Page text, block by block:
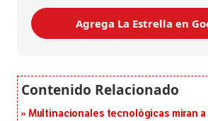
Agrega La Estrella en
Multinacionales tecnológicas miran a